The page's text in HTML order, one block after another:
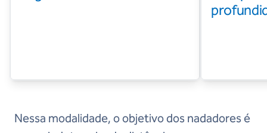
Nessa modalidade, o objetivo dos nadadores é